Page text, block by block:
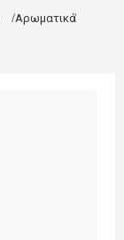
Αρωματικά